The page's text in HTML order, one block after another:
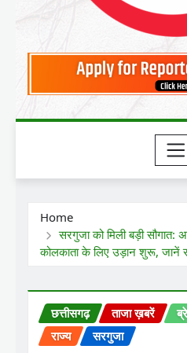
Home
सरगुजा को मिली बड़ी सौगात:
कोलकाता के लिए उड़ान शुरू, जानें
छत्तीसगढ़ ताजा ख़बरें
राज्य
सरगुजा